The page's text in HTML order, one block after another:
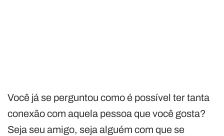
Você já se perguntou como é possível ter tanta
conexão com aquela pessoa que você gosta?
Seja seu amigo, seja alguém com que se